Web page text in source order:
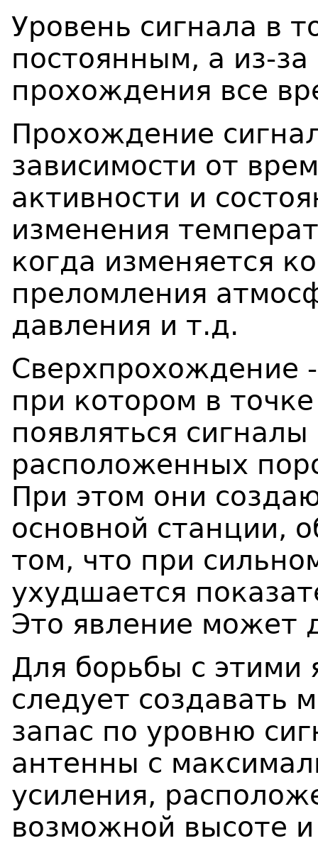
Уровень сигнала в
постоянным, а из-
прохождения все
Прохождение
зависимости от
активности и
изменения
когда изменяется
преломления
давления и т.д.
Сверхпрохождение
при котором в
появляться
расположенных
При этом они
основной станции,
том, что при
ухудшается
Это явление может
Для борьбы с этими
следует создавать
запас по уровню
антенны с
усиления,
возможной высоте